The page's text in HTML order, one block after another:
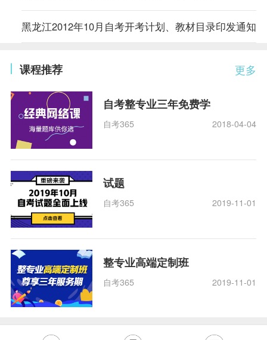
黑龙江2012年10月自考开考计划、教材目录印发通知
更多
课程推荐
自考整专业三年免费学
自考365 2018-04-04
试题
自考365 2019-11-01
整专业高端定制班
自考365 2019-11-01